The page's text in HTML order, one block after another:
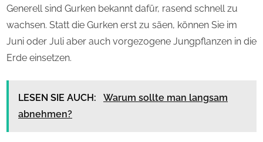
Generell sind Gurken bekannt dafür, rasend schnell zu
wachsen. Statt die Gurken erst zu säen, können Sie im
Juni oder Juli aber auch vorgezogene Jungpflanzen in die
Erde einsetzen.
LESEN SIE AUCH:
Warum sollte man langsam
abnehmen?